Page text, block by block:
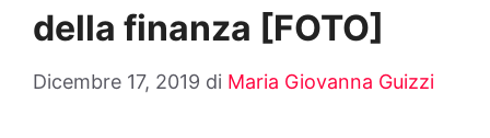
della finanza [FOTO]
Dicembre 17, 2019 di Maria Giovanna Guizzi